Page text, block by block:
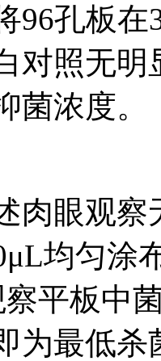
96孔板
对照无明
菌浓度。
肉眼观察
均匀涂
平板中
为最低杀